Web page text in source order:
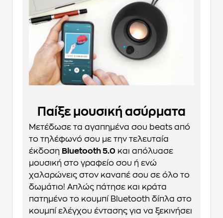
Παίξε μουσική ασύρματα
Μετέδωσε τα αγαπημένα σου beats από
το τηλέφωνό σου με την τελευταία
έκδοση Bluetooth 5.0 και απόλυασε
μουσική στο γραφείο σου ή ενώ
χαλαρώνεις στον καναπέ σου σε όλο το
δωμάτιο! Απλώς πάτησε και κράτα
πατημένο το κουμπί Bluetooth δίπλα στο
κουμπί ελέγχου έντασης για να ξεκινήσει